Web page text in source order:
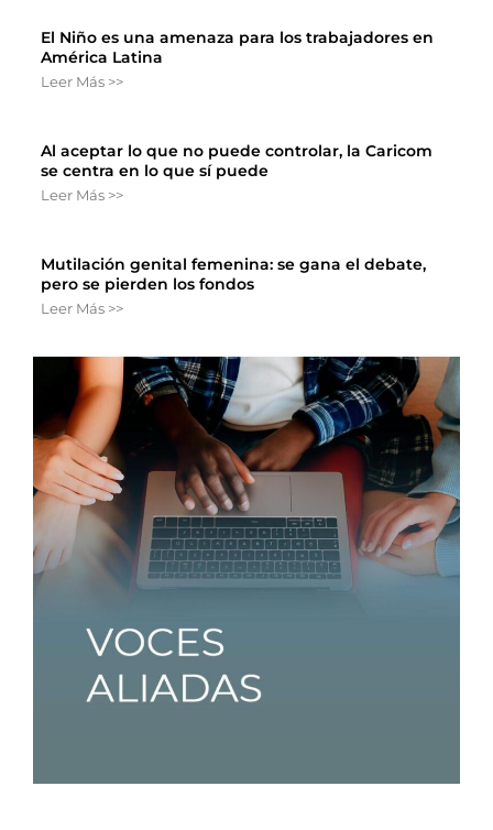
El Niño es una amenaza para los trabajadores en
América Latina
Leer Más >>
Al aceptar lo que no puede controlar, la Caricom
se centra en lo que sí puede
Leer Más >>
Mutilación genital femenina: se gana el debate,
pero se pierden los fondos
Leer Más >>